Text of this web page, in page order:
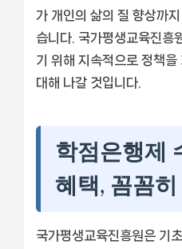
가 개인의 삶의 질 향상까
습니다. 국가평생교육진흥
기 위해 지속적으로 정책
대해 나갈 것입니다.
학점은행제
혜택, 꼼꼼
국가평생교육진흥원은 기